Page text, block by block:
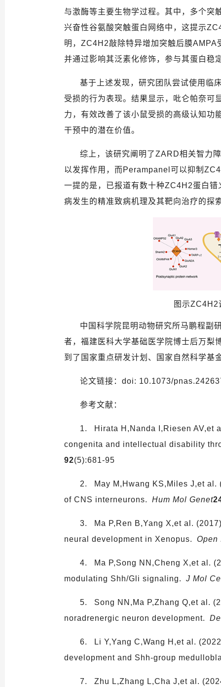
与激酶等主要生物学过程。其中，多个突
兴奋性谷氨酸突触蛋白网络中，这提示
明， ZC4H2敲除特异增加突触后膜AMPA
并通过影响其泛素化修饰，参与其蛋白稳
基于上述发现，研究团队尝试使用临
受损的行为表现。结果显示，吡仑帕奈可
力，有效改善了该小鼠受损的高级认知功
干预中的潜在价值。
综上，该研究阐明了ZARD相关智力
以发挥作用，而 Perampanel 可以抑制
一提的是，已报道有数十种ZC4H2蛋白错
病发生的精准致病机理及其靶向治疗的探
图示ZC4H2
中国科学院昆明动物研究所马鹏程副
者，福建医科大学基础医学院博士后万梨
到了国家重点研发计划、国家自然科学基
论文链接： doi: 10.1073/
参考文献：
1. Hirata H,Nanda I,Riesen AV,et
congenita and intellectual disability
92(5):681-95
2. May M,Hwang KS,Miles J,et al.
of CNS interneurons. Hum Mol Genet
3. Ma P,Ren B,Yang X,et al.
neural development in Xenopus. Open
4. Ma P,Song NN,Cheng X,et al.
modulating Shh/Gli signaling. J Mol
5. Song NN,Ma P,Zhang Q,et al.
noradrenergic neuron development.
6. Li Y,Yang C,Wang H,et al.
development and Shh-group
7. Zhu L,Zhang L,Cha J,et al.